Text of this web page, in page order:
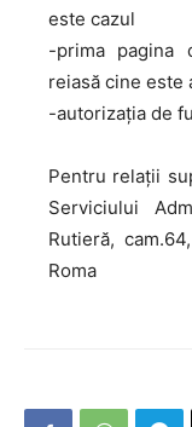
este cazul
-prima pagina
reiasă cine
-autorizația de
Pentru relații
Serviciului
Rutieră,
Roma